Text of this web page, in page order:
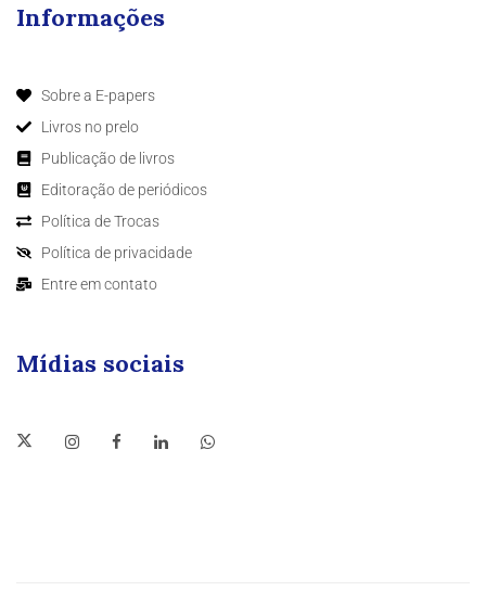
Informações
Sobre a E-papers
Livros no prelo
Publicação de livros
Editoração de periódicos
Política de Trocas
Política de privacidade
Entre em contato
Mídias sociais